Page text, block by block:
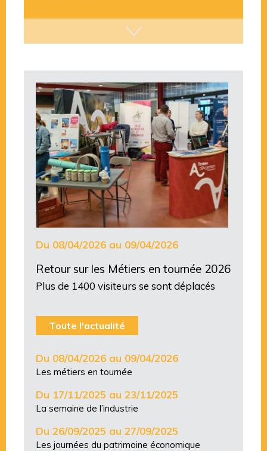
Du 08/04/2026 au 09/04/2026
Retour sur les Métiers en tournée 2026
Plus de 1400 visiteurs se sont déplacés
Toute l'actualité
Du 08/04/2026 au 09/04/2026
Les métiers en tournée
Du 17/11/2025 au 23/11/2025
La semaine de l’industrie
Du 26/09/2025 au 27/09/2025
Les journées du patrimoine économique